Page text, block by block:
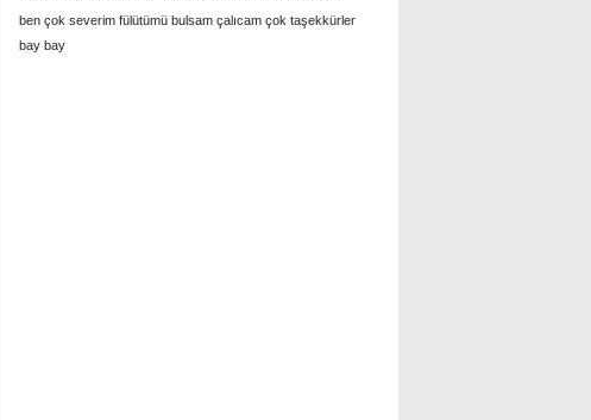
ben çok severim fülütümü bulsam çalıcam çok taşekkürler
bay bay